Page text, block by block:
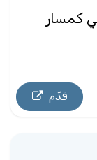
كمسار
قدّم